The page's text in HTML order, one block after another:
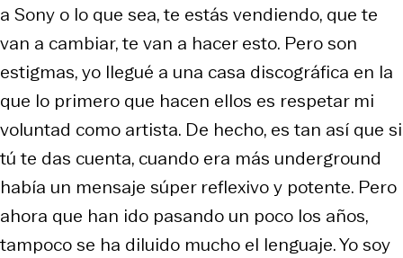
a Sony o lo que sea, te estás vendiendo, que te
van a cambiar, te van a hacer esto. Pero son
estigmas, yo llegué a una casa discográfica en la
que lo primero que hacen ellos es respetar mi
voluntad como artista. De hecho, es tan así que si
tú te das cuenta, cuando era más underground
había un mensaje súper reflexivo y potente. Pero
ahora que han ido pasando un poco los años,
tampoco se ha diluido mucho el lenguaje. Yo soy